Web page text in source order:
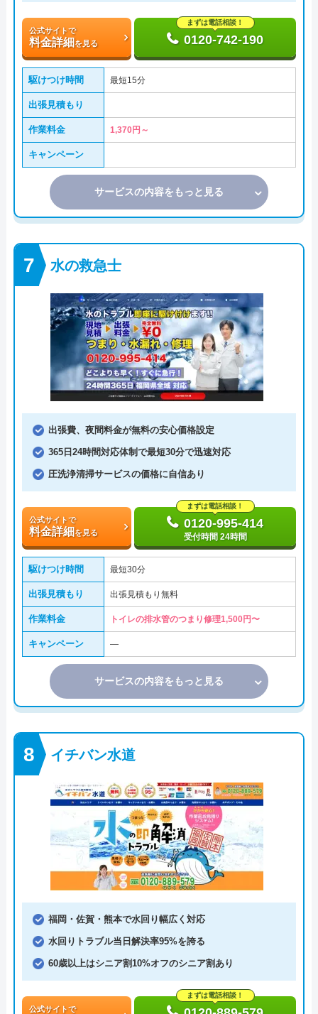
公式サイトで
料金詳細を見る
まずは電話相談！
0120-742-190
駆けつけ時間 最短15分
出張見積もり
作業料金 1,370円～
キャンペーン
サービスの内容をもっと見る
水の救急士
出張費、夜間料金が無料の安心価格設定
365日24時間対応体制で最短30分で迅速対応
圧洗浄清掃サービスの価格に自信あり
公式サイトで
料金詳細を見る
まずは電話相談！
0120-995-414
受付時間 24時間
駆けつけ時間 最短30分
出張見積もり 出張見積もり無料
作業料金 トイレの排水管のつまり修理1,500円〜
キャンペーン ―
サービスの内容をもっと見る
イチバン水道
福岡・佐賀・熊本で水回り幅広く対応
水回りトラブル当日解決率95%を誇る
60歳以上はシニア割10%オフのシニア割あり
公式サイトで
まずは電話相談！